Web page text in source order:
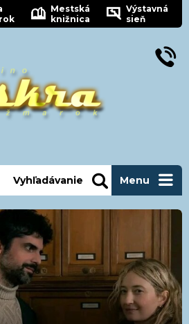
Mestská
knižnica
Výstavná
sieň
Menu
Vyhľadávanie